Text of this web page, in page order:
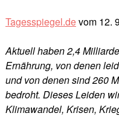
Tagesspiegel.devom 12.
Aktuell haben 2,4
Ernährung, von denen
und von denen sind 260
bedroht. Dieses Leiden
Klimawandel, Krisen,